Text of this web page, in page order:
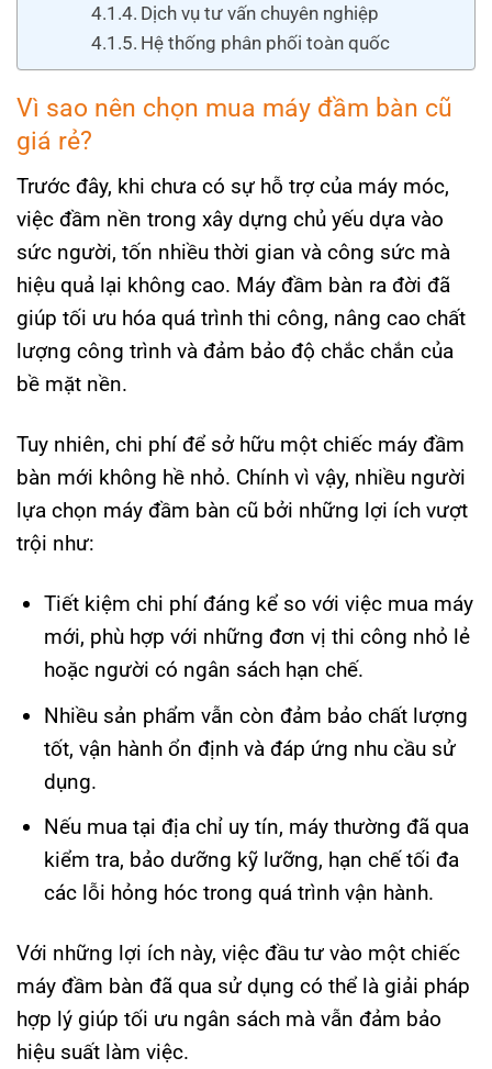
Dịch vụ tư vấn chuyên nghiệp
Hệ thống phân phối toàn quốc
Vì sao nên chọn mua máy đầm bàn cũ
giá rẻ?
Trước đây, khi chưa có sự hỗ trợ của máy móc,
việc đầm nền trong xây dựng chủ yếu dựa vào
sức người, tốn nhiều thời gian và công sức mà
hiệu quả lại không cao. Máy đầm bàn ra đời đã
giúp tối ưu hóa quá trình thi công, nâng cao chất
lượng công trình và đảm bảo độ chắc chắn của
bề mặt nền.
Tuy nhiên, chi phí để sở hữu một chiếc máy đầm
bàn mới không hề nhỏ. Chính vì vậy, nhiều người
lựa chọn máy đầm bàn cũ bởi những lợi ích vượt
trội như:
Tiết kiệm chi phí đáng kể so với việc mua máy
mới, phù hợp với những đơn vị thi công nhỏ lẻ
hoặc người có ngân sách hạn chế.
Nhiều sản phẩm vẫn còn đảm bảo chất lượng
tốt, vận hành ổn định và đáp ứng nhu cầu sử
dụng.
Nếu mua tại địa chỉ uy tín, máy thường đã qua
kiểm tra, bảo dưỡng kỹ lưỡng, hạn chế tối đa
các lỗi hỏng hóc trong quá trình vận hành.
Với những lợi ích này, việc đầu tư vào một chiếc
máy đầm bàn đã qua sử dụng có thể là giải pháp
hợp lý giúp tối ưu ngân sách mà vẫn đảm bảo
hiệu suất làm việc.